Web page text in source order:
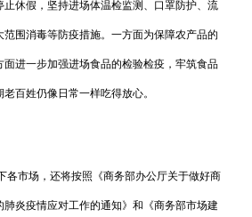
休假，坚持进场体温检监测、口罩防护、流
围消毒等防疫措施。一方面为保障农产品的
进一步加强进场食品的检验检疫，牢筑食品
百姓仍像日常一样吃得放心。
市场，还将按照《商务部办公厅关于做好商
炎疫情应对工作的通知》和《商务部市场建